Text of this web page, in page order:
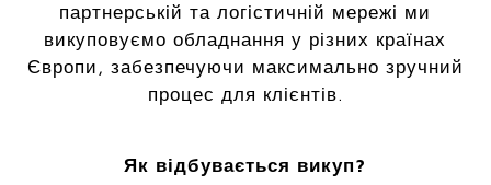
партнерській та логістичній мережі ми
викуповуємо обладнання у різних країнах
Європи, забезпечуючи максимально зручний
процес для клієнтів.
Як відбувається викуп?